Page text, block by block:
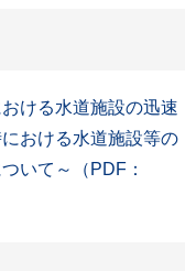
ける水道施設の迅速
おける水道施設等の
いて～（PDF：